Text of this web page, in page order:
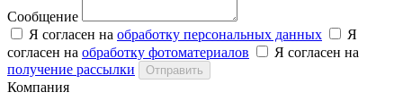
Сообщение
Я согласен на обработку персональных данных
Я
согласен на обработку фотоматериалов
Я согласен на
получение рассылки
Отправить
Компания